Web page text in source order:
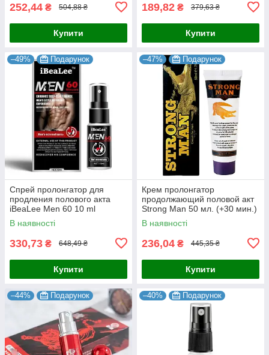
252,44 ₴ 504,88 ₴
Купити
189,82 ₴ 379,63 ₴
Купити
–49% Подарунок
Спрей пролонгатор для
продления полового акта
iBeaLee Men 60 10 ml
оригинал
В наявності
330,73 ₴ 648,49 ₴
Купити
–47% Подарунок
Крем пролонгатор
продолжающий половой акт
Strong Man 50 мл. (+30 мин.)
Оригинал 6970093832335
В наявності
236,04 ₴ 445,35 ₴
Купити
–44% Подарунок –40% Подарунок